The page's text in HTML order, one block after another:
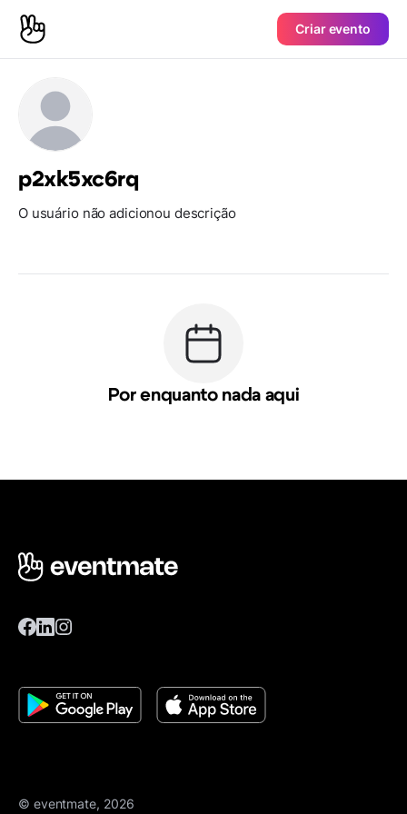
Criar evento
p2xk5xc6rq
O usuário não adicionou descrição
Por enquanto nada aqui
© eventmate, 2026